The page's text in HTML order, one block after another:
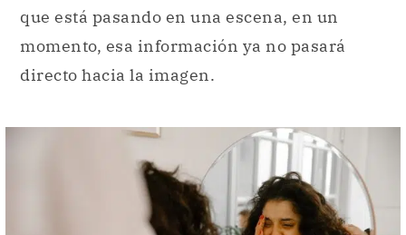
que está pasando en una escena, en un
momento, esa información ya no pasará
directo hacia la imagen.